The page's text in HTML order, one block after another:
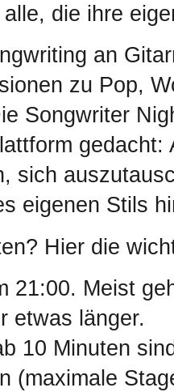
die ihre
an
zu Pop,
Songwriter
sich
eigenen Stils
Hier die
21:00. Meist
etwas länger.
10 Minuten
(maximale